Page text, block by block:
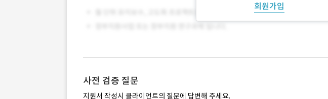
회원가입
사전 검증 질문
지원서 작성시 클라이언트의 질문에 답변해 주세요.